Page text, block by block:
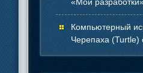
Компьютерный
Черепаха (Turtle)